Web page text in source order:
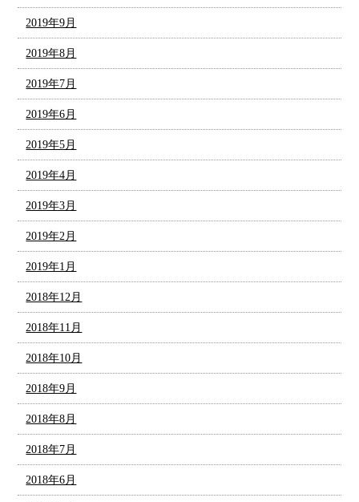
2019年9月
2019年8月
2019年7月
2019年6月
2019年5月
2019年4月
2019年3月
2019年2月
2019年1月
2018年12月
2018年11月
2018年10月
2018年9月
2018年8月
2018年7月
2018年6月